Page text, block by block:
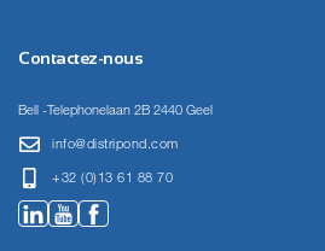
Contactez-nous
Bell -Telephonelaan 2B 2440 Geel
info@distripond.com
+32 (0)13 61 88 70